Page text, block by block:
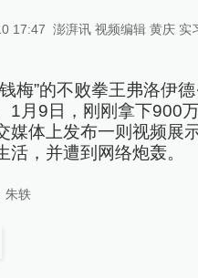
17:47 澎湃讯 视频编辑 黄庆 实
梅”的不败拳王弗洛伊
1月9日，刚刚拿下900
媒体上发布一则视频展
活，并遭到网络炮轰。
朱轶